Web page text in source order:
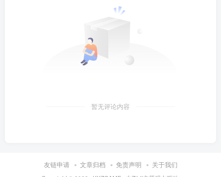
暂无评论内容
友链申请 文章归档 免责声明 关于我们